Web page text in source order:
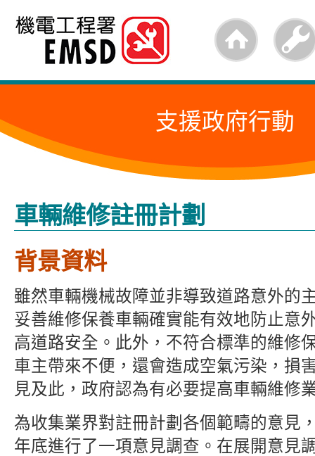
跳
內
的
始
支援政府行動
車輛維修註冊計劃
背景資料
雖然車輛機械故障並非導致道路意外的
妥善維修保養車輛確實能有效地防止意
高道路安全。此外，不符合標準的維修
車主帶來不便，還會造成空氣污染，損
見及此，政府認為有必要提高車輛維修
為收集業界對註冊計劃各個範疇的意見
年底進行了一項意見調查。在展開意見